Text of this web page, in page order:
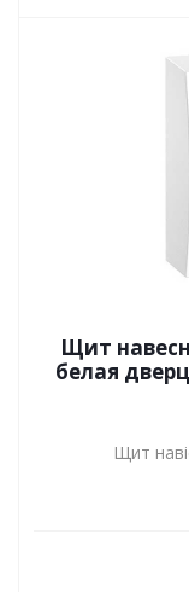
Щит
белая
Щит